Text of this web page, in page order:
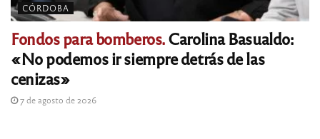
CÓRDOBA
Fondos para bomberos.Carolina Basualdo:
«No podemos ir siempre detrás de las
cenizas»
7 de agosto de 2026